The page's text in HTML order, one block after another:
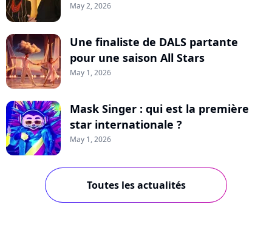
May 2, 2026
Une finaliste de DALS partante
pour une saison All Stars
May 1, 2026
Mask Singer : qui est la première
star internationale ?
May 1, 2026
Toutes les actualités